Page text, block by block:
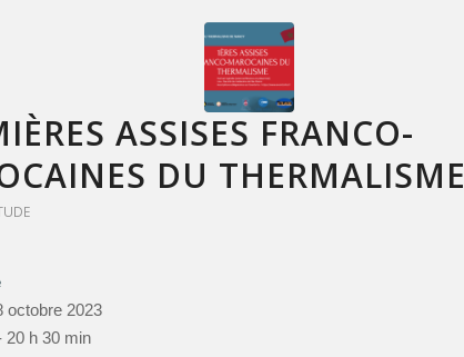
ASSISES FRANCO-
DU THERMALISME
octobre 2023
20 h 30 min